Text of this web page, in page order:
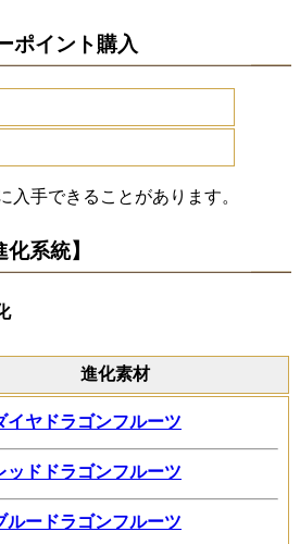
ポイント購入
手できることがあります。
系統】
進化素材
イヤドラゴンフルーツ
ッドドラゴンフルーツ
ルードラゴンフルーツ